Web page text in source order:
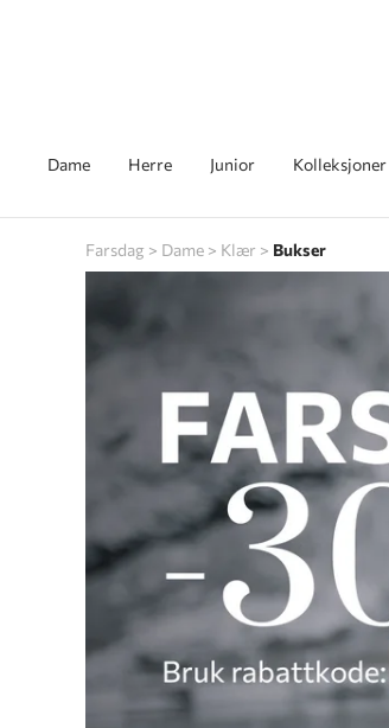
Dame Herre Junior Kolleksjoner
Farsdag Dame Klær Bukser